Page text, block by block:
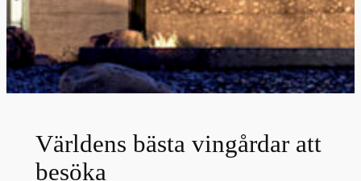
Världens bästa vingårdar att
besöka